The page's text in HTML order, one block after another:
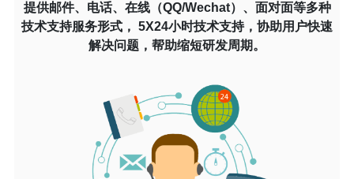
提供邮件、电话、在线（QQ/Wechat）、面对面等多种
技术支持服务形式， 5X24小时技术支持，协助用户快速
解决问题，帮助缩短研发周期。